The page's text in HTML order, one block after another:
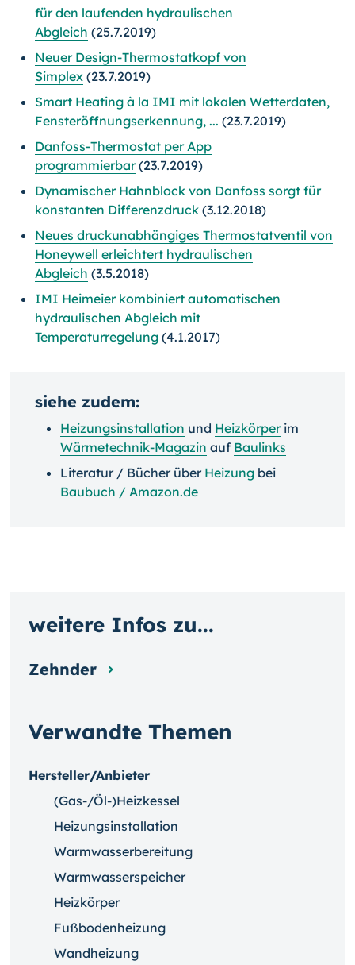
für den laufenden hydraulischen
Abgleich (25.7.2019)
Neuer Design-Thermostatkopf von
Simplex (23.7.2019)
Smart Heating à la IMI mit lokalen Wetterdaten,
Fensteröffnungserkennung, ... (23.7.2019)
Danfoss-Thermostat per App
programmierbar(23.7.2019)
Dynamischer Hahnblock von Danfoss sorgt für
konstanten Differenzdruck (3.12.2018)
Neues druckunabhängiges Thermostatventil von
Honeywell erleichtert hydraulischen
Abgleich (3.5.2018)
IMI Heimeier kombiniert automatischen
hydraulischen Abgleich mit
Temperaturregelung (4.1.2017)
siehe zudem:
Heizungsinstallation und Heizkörperim
Wärmetechnik-Magazin auf Baulinks
Literatur / Bücher über Heizung bei
Baubuch / Amazon.de
Verwandte Themen
Hersteller/Anbieter
(Gas-/Öl-)Heizkessel
Heizungsinstallation
Warmwasserbereitung
Warmwasserspeicher
Heizkörper
Fußbodenheizung
Wandheizung
weitere Infos zu...
Zehnder